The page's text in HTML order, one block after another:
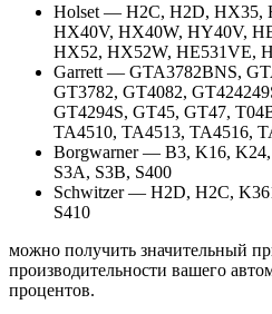
Holset — H2C, H2D, HX35,
HX40V, HX40W, HY40V,
HX52, HX52W, HE531VE,
Garrett — GTA3782BNS,
GT3782, GT4082,
GT4294S, GT45, GT47,
TA4510, TA4513, TA4516,
Borgwarner — B3, K16,
S3A, S3B, S400
Schwitzer — H2D, H2C,
S410
можно получить значительный
производительности вашего
процентов.